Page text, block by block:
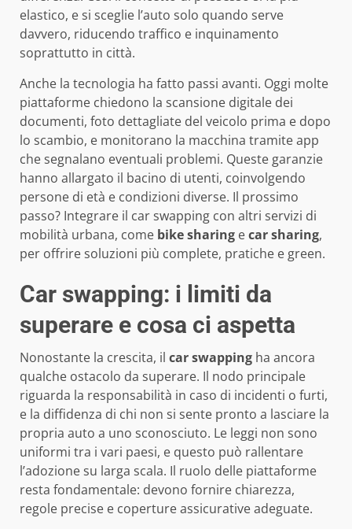
elastico, e si sceglie l’auto solo quando serve
davvero, riducendo traffico e inquinamento
soprattutto in città.
Anche la tecnologia ha fatto passi avanti. Oggi molte
piattaforme chiedono la scansione digitale dei
documenti, foto dettagliate del veicolo prima e dopo
lo scambio, e monitorano la macchina tramite app
che segnalano eventuali problemi. Queste garanzie
hanno allargato il bacino di utenti, coinvolgendo
persone di età e condizioni diverse. Il prossimo
passo? Integrare il car swapping con altri servizi di
mobilità urbana, come bike sharing ecar sharing,
per offrire soluzioni più complete, pratiche e green.
Car swapping: i limiti da
superare e cosa ci aspetta
Nonostante la crescita, il car swapping ha ancora
qualche ostacolo da superare. Il nodo principale
riguarda la responsabilità in caso di incidenti o furti,
e la diffidenza di chi non si sente pronto a lasciare la
propria auto a uno sconosciuto. Le leggi non sono
uniformi tra i vari paesi, e questo può rallentare
l’adozione su larga scala. Il ruolo delle piattaforme
resta fondamentale: devono fornire chiarezza,
regole precise e coperture assicurative adeguate.